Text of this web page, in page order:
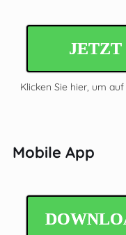
JETZT
Klicken Sie hier, um
Mobile App